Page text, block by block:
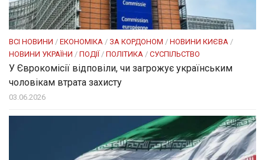
ВСІ НОВИНИ / ЕКОНОМІКА / ЗА КОРДОНОМ / НОВИНИ КИЄВА /
НОВИНИ УКРАЇНИ / ПОДІЇ / ПОЛІТИКА / СУСПІЛЬСТВО
У Єврокомісії відповіли, чи загрожує українським
чоловікам втрата захисту
03.06.2026